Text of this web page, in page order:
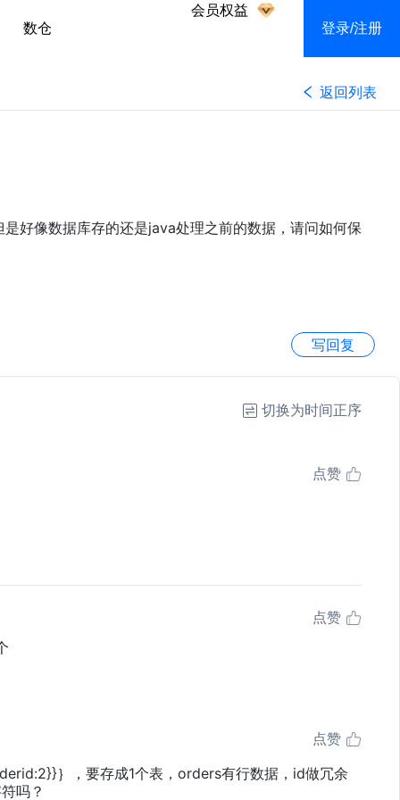
数仓
会员权益
登录/注册
返回列表
好像数据库存的还是java处理之前的数据，请问如何保
写回复
切换为时间正序
点赞
点赞
点赞
｝，要存成1个表，orders有行数据，id做冗余
吗？